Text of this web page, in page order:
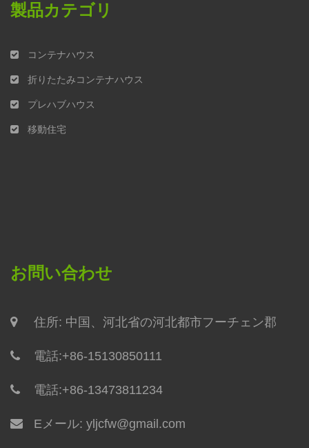
製品カテゴリ
コンテナハウス
折りたたみコンテナハウス
プレハブハウス
移動住宅
お問い合わせ
住所: 中国、河北省の河北都市フーチェン郡
電話:+86-15130850111
電話:+86-13473811234
Eメール: yljcfw@gmail.com